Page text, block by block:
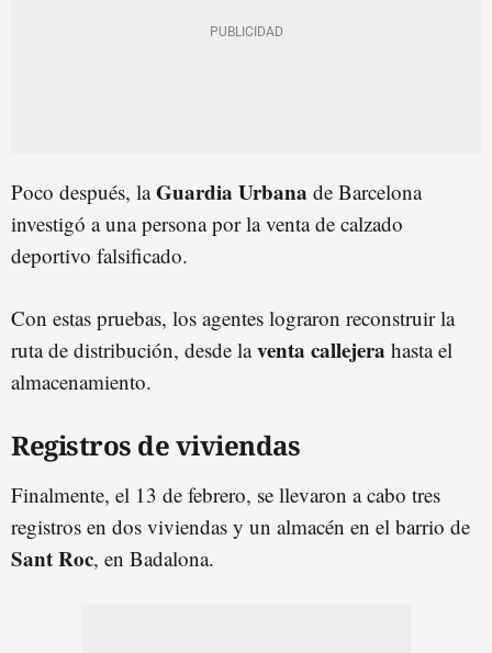
Poco después, laGuardia Urbana de Barcelona
investigó a una persona por la venta de calzado
deportivo falsificado.
Con estas pruebas, los agentes lograron reconstruir la
ruta de distribución, desde laventa callejera hasta el
almacenamiento.
Registros de viviendas
Finalmente, el 13 de febrero, se llevaron a cabo tres
registros en dos viviendas y un almacén en el barrio de
Sant Roc, en Badalona.